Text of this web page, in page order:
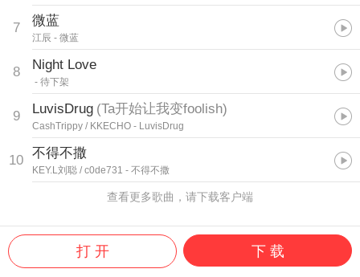
7 微蓝
江辰 - 微蓝
8 Night Love
- 待下架
9 LuvisDrug (Ta开始让我变foolish)
CashTrippy / KKECHO - LuvisDrug
10 不得不撒
KEY.L刘聪 / c0de731 - 不得不撒
查看更多歌曲，请下载客户端
打 开 下 载